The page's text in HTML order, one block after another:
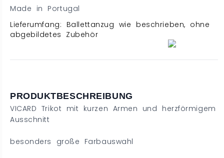
Made in Portugal
Lieferumfang: Ballettanzug wie beschrieben, ohne
abgebildetes Zubehör
PRODUKTBESCHREIBUNG
VICARD Trikot mit kurzen Armen und herzförmigem
Ausschnitt
besonders große Farbauswahl